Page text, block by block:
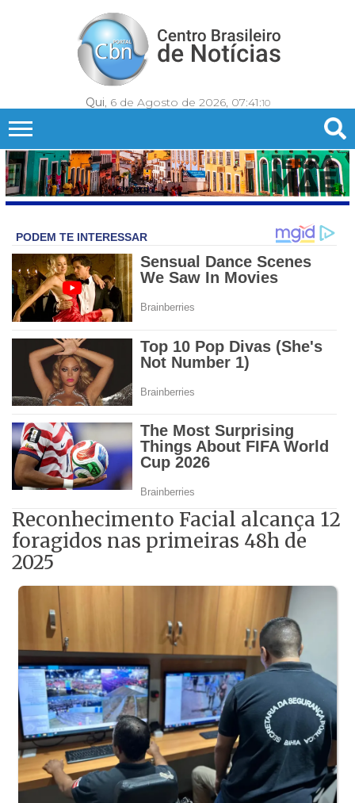
Qui, 6 de Agosto de 2026, 07:41:13
Reconhecimento Facial alcança 12
foragidos nas primeiras 48h de
2025